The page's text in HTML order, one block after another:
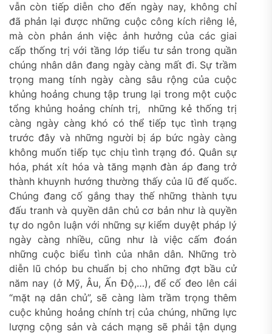
vẫn còn tiếp diễn cho đến ngày nay, không chỉ
đã phản lại được những cuộc công kích riêng lẻ,
mà còn phản ánh việc ảnh hưởng của các giai
cấp thống trị với tầng lớp tiểu tư sản trong quần
chúng nhân dân đang ngày càng mất đi. Sự trầm
trọng mang tính ngày càng sâu rộng của cuộc
khủng hoảng chung tập trung lại trong một cuộc
tổng khủng hoảng chính trị, những kẻ thống trị
càng ngày càng khó có thể tiếp tục tình trạng
trước đây và những người bị áp bức ngày càng
không muốn tiếp tục chịu tình trạng đó. Quân sự
hóa, phát xít hóa và tăng mạnh đàn áp đang trở
thành khuynh hướng thường thấy của lũ đế quốc.
Chúng đang cố gắng thay thế những thành tựu
đấu tranh và quyền dân chủ cơ bản như là quyền
tự do ngôn luận với những sự kiểm duyệt pháp lý
ngày càng nhiều, cũng như là việc cấm đoán
những cuộc biểu tình của nhân dân. Những trò
diễn lũ chóp bu chuẩn bị cho những đợt bầu cử
năm nay (ở Mỹ, Âu, Ấn Độ,…), để cố đeo lên cái
“mặt nạ dân chủ”, sẽ càng làm trầm trọng thêm
cuộc khủng hoảng chính trị của chúng, những lực
lượng cộng sản và cách mạng sẽ phải tận dụng